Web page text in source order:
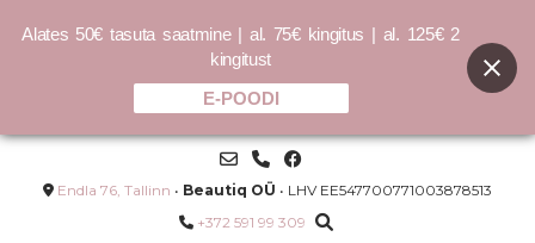
Skip
contentEndla 76, Tallinn • Beautiq OÜ • LHV EE547700771003878513
+372 591 99 309
Alates 50€ tasuta saatmine | al. 75€ kingitus | al. 125€ 2
kingitust
E-POODI